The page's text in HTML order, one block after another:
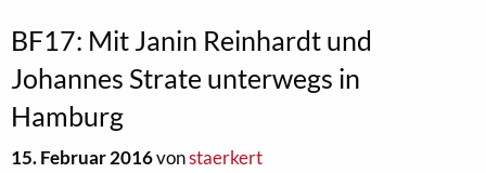
BF17: Mit Janin Reinhardt und
Johannes Strate unterwegs in
Hamburg
15. Februar 2016vonstaerkert